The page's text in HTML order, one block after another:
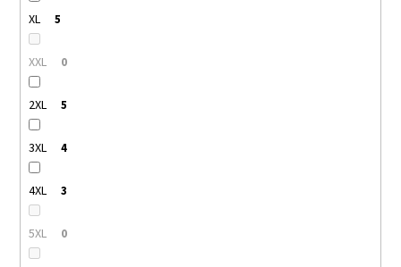
XL 5
XXL 0
2XL 5
3XL 4
4XL 3
5XL 0